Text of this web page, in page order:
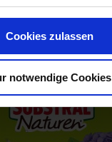
Cookies zulassen
notwendige Cookies
cfg